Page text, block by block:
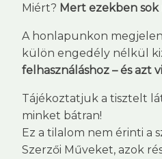
Miért? Mert ezekben
A honlapunkon
külön engedély nélkül
felhasználáshoz – és azt
Tájékoztatjuk a tisztelt
minket bátran!
Ez a tilalom nem érinti a
Szerzői Műveket, azok